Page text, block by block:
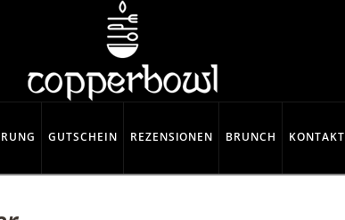
GUTSCHEIN REZENSIONEN BRUNCH KONTAKT